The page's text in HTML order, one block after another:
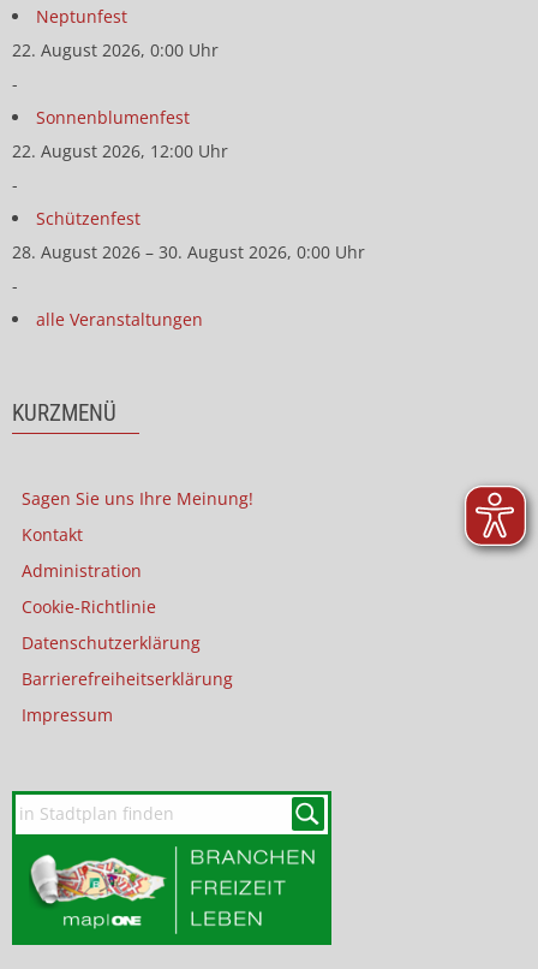
Neptunfest
22. August 2026, 0:00 Uhr
-
Sonnenblumenfest
22. August 2026, 12:00 Uhr
-
Schützenfest
28. August 2026 – 30. August 2026, 0:00 Uhr
-
alle Veranstaltungen
KURZMENÜ
Sagen Sie uns Ihre Meinung!
Kontakt
Administration
Cookie-Richtlinie
Datenschutzerklärung
Barrierefreiheitserklärung
Impressum